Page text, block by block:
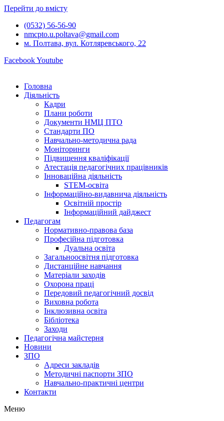
Перейти до вмісту
(0532) 56-56-90
nmcpto.u.poltava@gmail.com
м. Полтава, вул. Котляревського, 22
FacebookYoutube
Головна
Діяльність
Кадри
Плани роботи
Документи НМЦ ПТО
Стандарти ПО
Навчально-методична рада
Моніторинги
Підвищення кваліфікації
Атестація педагогічних працівників
Інноваційна діяльність
STEM-освіта
Інформаційно-видавнича діяльність
Освітній простір
Інформаційний дайджест
Педагогам
Нормативно-правова база
Професійна підготовка
Дуальна освіта
Загальноосвітня підготовка
Дистанційне навчання
Матеріали заходів
Охорона праці
Передовий педагогічний досвід
Виховна робота
Інклюзивна освіта
Бібліотека
Заходи
Педагогічна майстерня
Новини
ЗПО
Адреси закладів
Методичні паспорти ЗПО
Навчально-практичні центри
Контакти
Меню